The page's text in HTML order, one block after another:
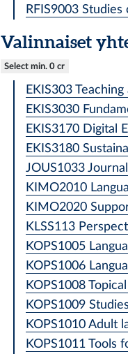
RFIS9003
Valinnaiset
Select min. 0 cr
EKIS303
EKIS3030
EKIS3170 Digital
EKIS3180
JOUS1033
KIMO2010
KIMO2020
KLSS113
KOPS1005
KOPS1006
KOPS1008
KOPS1009
KOPS1010 Adult
KOPS1011 Tools